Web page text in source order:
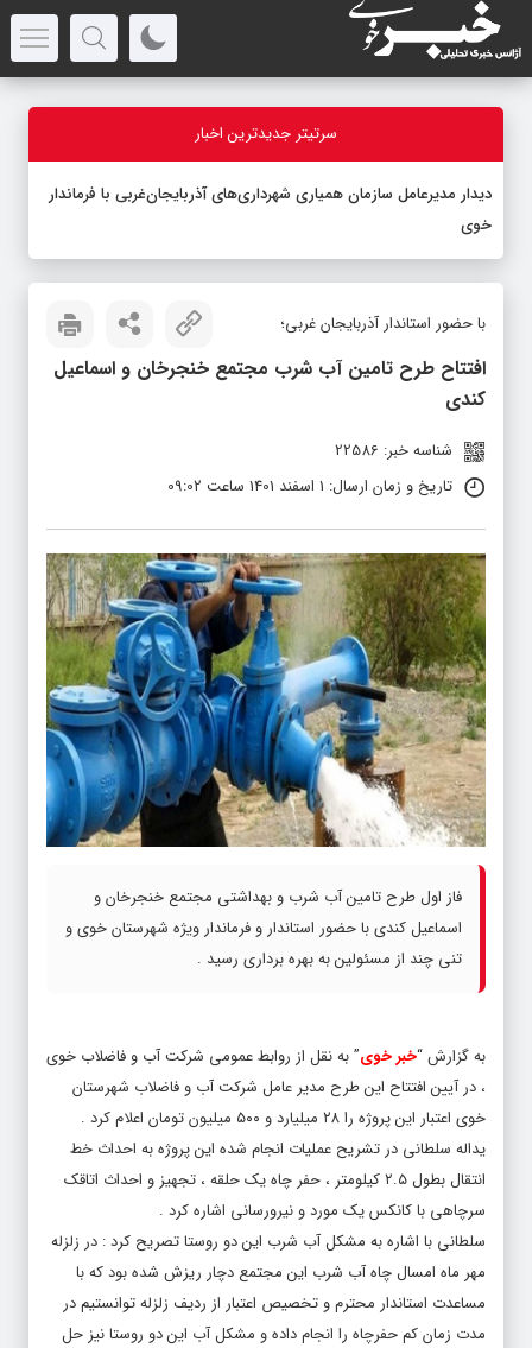
سرتیتر جدیدترین اخبار
دیدار مدیرعامل سازمان همیاری شهرداری‌های آذربایجان‌غربی با فرماندار
خوی
با حضور استاندار آذربایجان غربی؛
افتتاح طرح تامین آب شرب مجتمع خنجرخان و اسماعیل
کندی
شناسه خبر: 22586
تاریخ و زمان ارسال: 1 اسفند 1401 ساعت 09:02
فاز اول طرح تامین آب شرب و بهداشتی مجتمع خنجرخان و
اسماعیل کندی با حضور استاندار و فرماندار ویژه شهرستان خوی و
تنی چند از مسئولین به بهره برداری رسید .
به گزارش “خبر خوی” به نقل از روابط عمومی شرکت آب و فاضلاب خوی
، در آیین افتتاح این طرح مدیر عامل شرکت آب و فاضلاب شهرستان
خوی اعتبار این پروژه را ۲۸ میلیارد و ۵۰۰ میلیون تومان اعلام کرد .
یداله سلطانی در تشریح عملیات انجام شده این پروژه به احداث خط
انتقال بطول ۲.۵ کیلومتر ، حفر چاه یک حلقه ، تجهیز و احداث اتاقک
سرچاهی با کانکس یک مورد و نیرورسانی اشاره کرد .
سلطانی با اشاره به مشکل آب شرب این دو روستا تصریح کرد : در زلزله
مهر ماه امسال چاه آب شرب این مجتمع دچار ریزش شده بود که با
مساعدت استاندار محترم و تخصیص اعتبار از ردیف زلزله توانستیم در
مدت زمان کم حفرچاه را انجام داده و مشکل آب این دو روستا نیز حل